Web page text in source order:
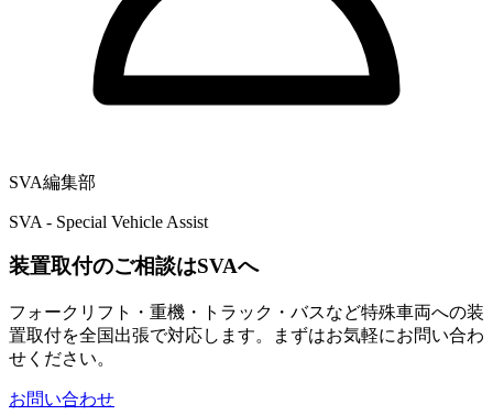
SVA編集部
SVA - Special Vehicle Assist
装置取付のご相談はSVAへ
フォークリフト・重機・トラック・バスなど特殊車両への装
置取付を全国出張で対応します。まずはお気軽にお問い合わ
せください。
お問い合わせ